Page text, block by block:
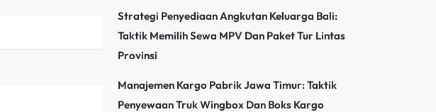
Strategi Penyediaan Angkutan Keluarga Bali:
Taktik Memilih Sewa MPV Dan Paket Tur Lintas
Provinsi
Manajemen Kargo Pabrik Jawa Timur: Taktik
Penyewaan Truk Wingbox Dan Boks Kargo